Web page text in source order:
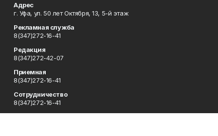
Адрес
г. Уфа, ул. 50 лет Октября, 13, 5-й этаж
Рекламная служба
8(347)272-16-41
Редакция
8(347)272-42-07
Приемная
8(347)272-16-41
Сотрудничество
8(347)272-16-41